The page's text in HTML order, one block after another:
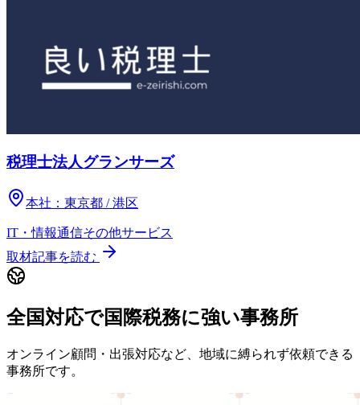
税理士法人グランサーズ
本社： 東京都 / 港区
IT・情報通信その他サービス
取材記事を読む
全国対応で国際税務に強い事務所
オンライン顧問・出張対応など、地域に縛られず依頼できる
事務所です。